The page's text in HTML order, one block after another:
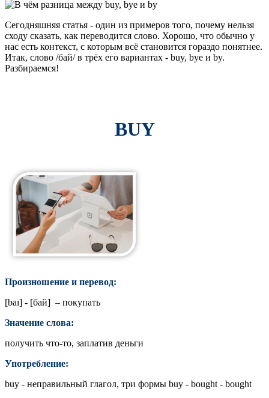
Сегодняшняя статья - один из примеров того, почему нельзя
сходу сказать, как переводится слово. Хорошо, что обычно у
нас есть контекст, с которым всё становится гораздо понятнее.
Итак, слово /бай/ в трёх его вариантах - buy, bye и by.
Разбираемся!
BUY
Произношение и перевод:
[baɪ] - [бай] – покупать
Значение слова:
получить что-то, заплатив деньги
Употребление:
buy - неправильный глагол, три формы buy - bought - bought